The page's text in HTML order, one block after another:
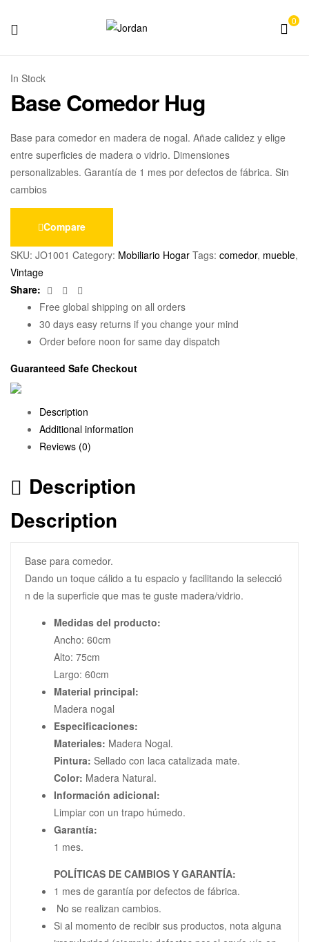
0
In Stock
Base Comedor Hug
Base para comedor en madera de nogal. Añade calidez y elige
entre superficies de madera o vidrio. Dimensiones
personalizables. Garantía de 1 mes por defectos de fábrica. Sin
cambios
Compare
SKU: JO1001 Category: Mobiliario Hogar Tags: comedor, mueble,
Vintage
Share:
Facebook
Twitter
Free global shipping on all orders
30 days easy returns if you change your mind
Order before noon for same day dispatch
Guaranteed Safe Checkout
Description
Additional information
Reviews (0)
Description
Description
Base para comedor.
Dando un toque cálido a tu espacio y facilitando la selecció
n de la superficie que mas te guste madera/vidrio.
Medidas del producto:
Ancho: 60cm
Alto: 75cm
Largo: 60cm
Material principal:
Madera nogal
Especificaciones:
Materiales: Madera Nogal.
Pintura: Sellado con laca catalizada mate.
Color: Madera Natural.
Información adicional:
Limpiar con un trapo húmedo.
Garantía:
1 mes.
POLÍTICAS DE CAMBIOS Y GARANTÍA:
1 mes de garantía por defectos de fábrica.
No se realizan cambios.
Si al momento de recibir sus productos, nota alguna